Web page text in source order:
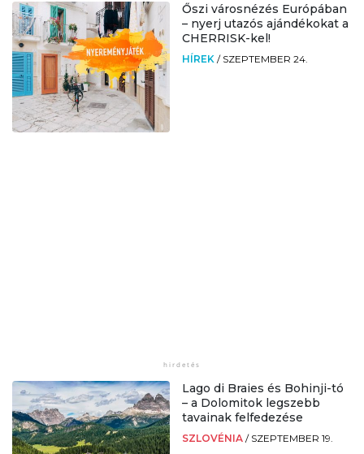
Őszi városnézés Európában
– nyerj utazós ajándékokat a
CHERRISK-kel!
HÍREK / SZEPTEMBER 24.
Lago di Braies és Bohinji-tó
– a Dolomitok legszebb
tavainak felfedezése
SZLOVÉNIA / SZEPTEMBER 19.